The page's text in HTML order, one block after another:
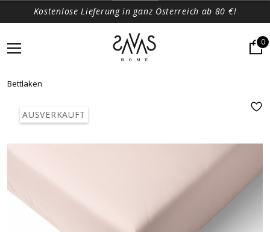
Kostenlose Lieferung in ganz Österreich ab 80 €!
0
Bettlaken
AUSVERKAUFT